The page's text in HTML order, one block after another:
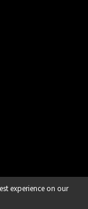
experience on our